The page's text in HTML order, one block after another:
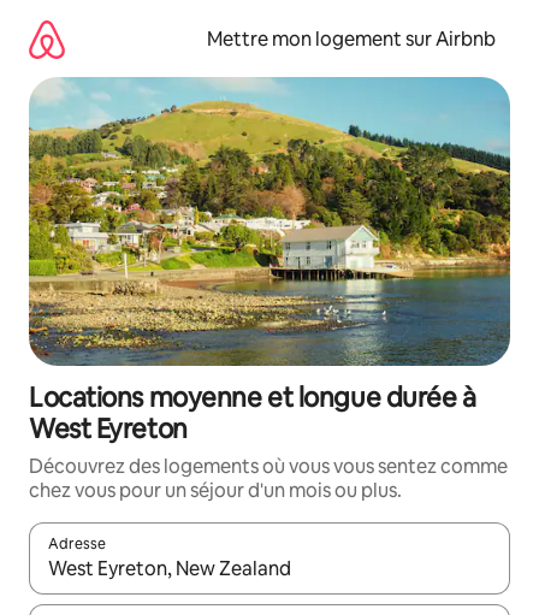
directement
contenu
Mettre mon logement sur Airbnb
Locations moyenne et longue durée à
West Eyreton
Découvrez des logements où vous vous sentez comme
chez vous pour un séjour d'un mois ou plus.
Adresse
Lorsque les résultats s'affichent, utilisez les flèches vers le